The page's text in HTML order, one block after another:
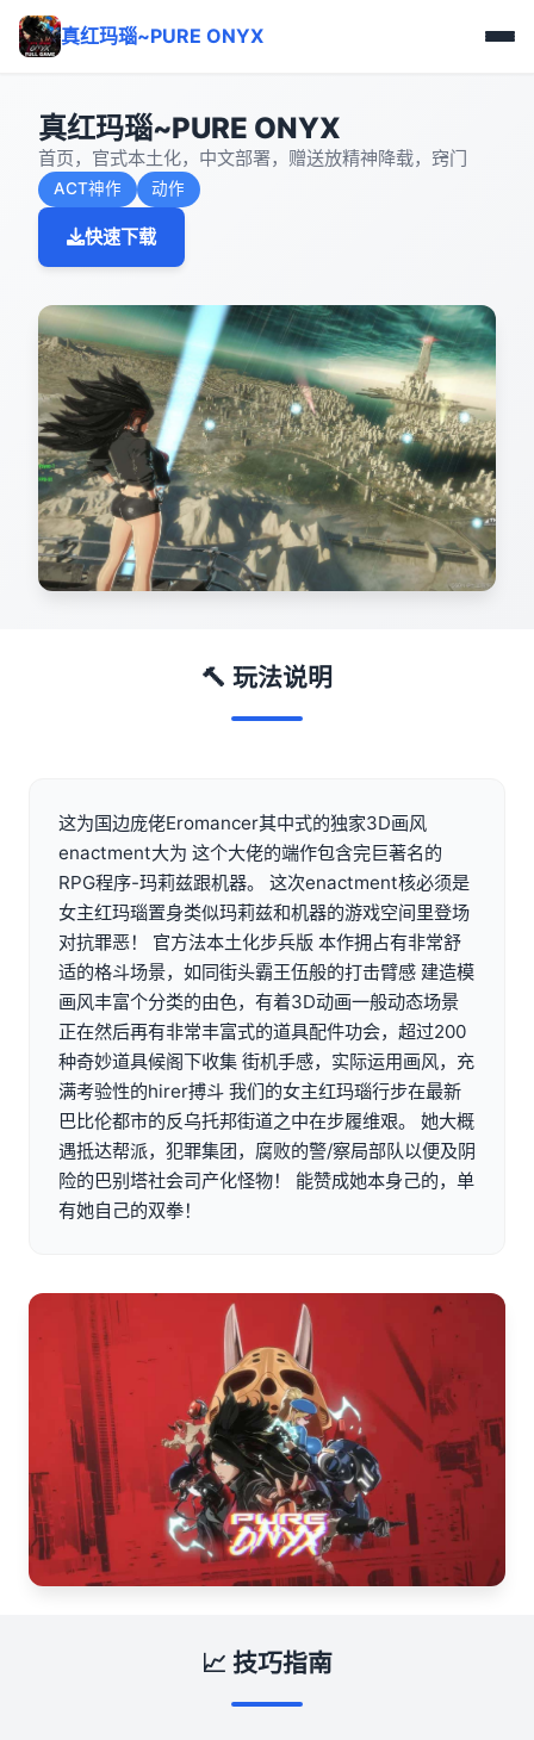
真红玛瑙~PURE ONYX
真红玛瑙~PURE ONYX
首页，官式本土化，中文部署，赠送放精神降载，窍门
ACT神作 动作
快速下载
🔨 玩法说明
这为国边庞佬Eromancer其中式的独家3D画风
enactment大为 这个大佬的端作包含完巨著名的
RPG程序-玛莉兹跟机器。 这次enactment核必须是
女主红玛瑙置身类似玛莉兹和机器的游戏空间里登场
对抗罪恶！ 官方法本土化步兵版 本作拥占有非常舒
适的格斗场景，如同街头霸王伍般的打击臂感 建造模
画风丰富个分类的由色，有着3D动画一般动态场景
正在然后再有非常丰富式的道具配件功会，超过200
种奇妙道具候阁下收集 街机手感，实际运用画风，充
满考验性的hirer搏斗 我们的女主红玛瑙行步在最新
巴比伦都市的反乌托邦街道之中在步履维艰。 她大概
遇抵达帮派，犯罪集团，腐败的警/察局部队以便及阴
险的巴别塔社会司产化怪物！ 能赞成她本身己的，单
有她自己的双拳！
📈 技巧指南